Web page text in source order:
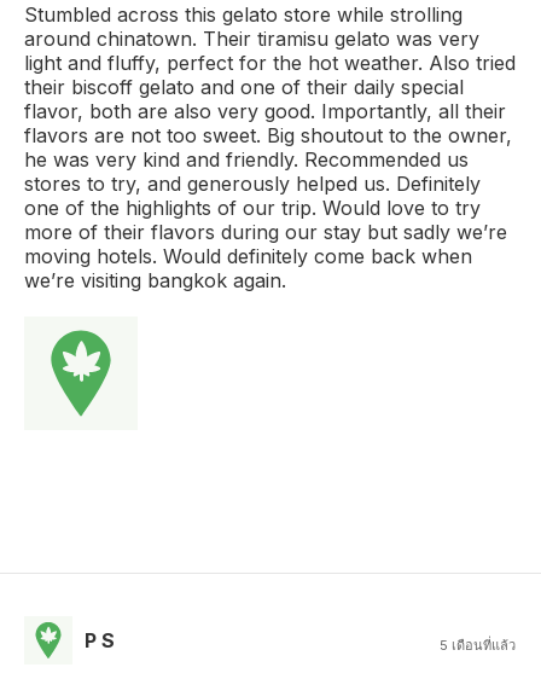
Stumbled across this gelato store while strolling
around chinatown. Their tiramisu gelato was very
light and fluffy, perfect for the hot weather. Also tried
their biscoff gelato and one of their daily special
flavor, both are also very good. Importantly, all their
flavors are not too sweet. Big shoutout to the owner,
he was very kind and friendly. Recommended us
stores to try, and generously helped us. Definitely
one of the highlights of our trip. Would love to try
more of their flavors during our stay but sadly we’re
moving hotels. Would definitely come back when
we’re visiting bangkok again.
P S 5 เดือนที่แล้ว